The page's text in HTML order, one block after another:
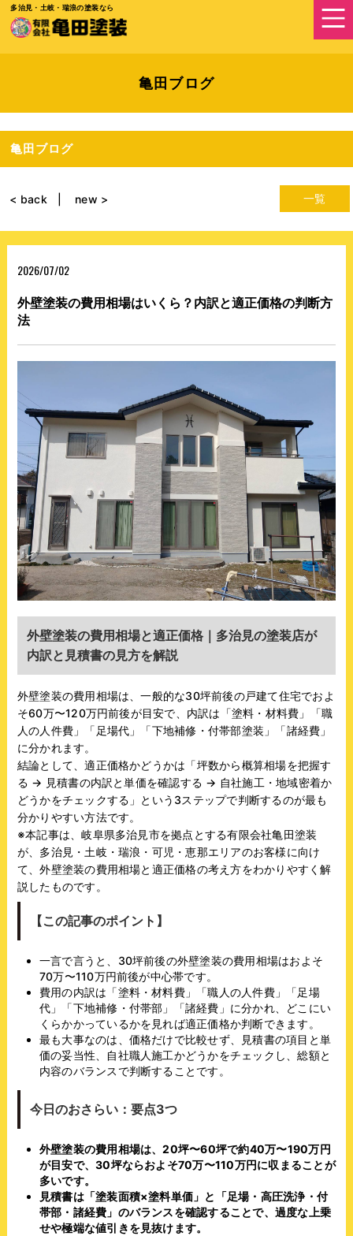
多治見・土岐・瑞浪の塗装なら
亀田ブログ
亀田ブログ
一覧
< back new >
2026/07/02
外壁塗装の費用相場はいくら？内訳と適正価格の判断方
法
外壁塗装の費用相場と適正価格｜多治見の塗装店が
内訳と見積書の見方を解説
外壁塗装の費用相場は、一般的な30坪前後の戸建て住宅でおよ
そ60万〜120万円前後が目安で、内訳は「塗料・材料費」「職
人の人件費」「足場代」「下地補修・付帯部塗装」「諸経費」
に分かれます。
結論として、適正価格かどうかは「坪数から概算相場を把握す
る → 見積書の内訳と単価を確認する → 自社施工・地域密着か
どうかをチェックする」という3ステップで判断するのが最も
分かりやすい方法です。
※本記事は、岐阜県多治見市を拠点とする有限会社亀田塗装
が、多治見・土岐・瑞浪・可児・恵那エリアのお客様に向け
て、外壁塗装の費用相場と適正価格の考え方をわかりやすく解
説したものです。
【この記事のポイント】
一言で言うと、30坪前後の外壁塗装の費用相場はおよそ
70万〜110万円前後が中心帯です。
費用の内訳は「塗料・材料費」「職人の人件費」「足場
代」「下地補修・付帯部」「諸経費」に分かれ、どこにい
くらかかっているかを見れば適正価格か判断できます。
最も大事なのは、価格だけで比較せず、見積書の項目と単
価の妥当性、自社職人施工かどうかをチェックし、総額と
内容のバランスで判断することです。
今日のおさらい：要点3つ
外壁塗装の費用相場は、20坪〜60坪で約40万〜190万円
が目安で、30坪ならおよそ70万〜110万円に収まることが
多いです。
見積書は「塗装面積×塗料単価」と「足場・高圧洗浄・付
帯部・諸経費」のバランスを確認することで、過度な上乗
せや極端な値引きを見抜けます。